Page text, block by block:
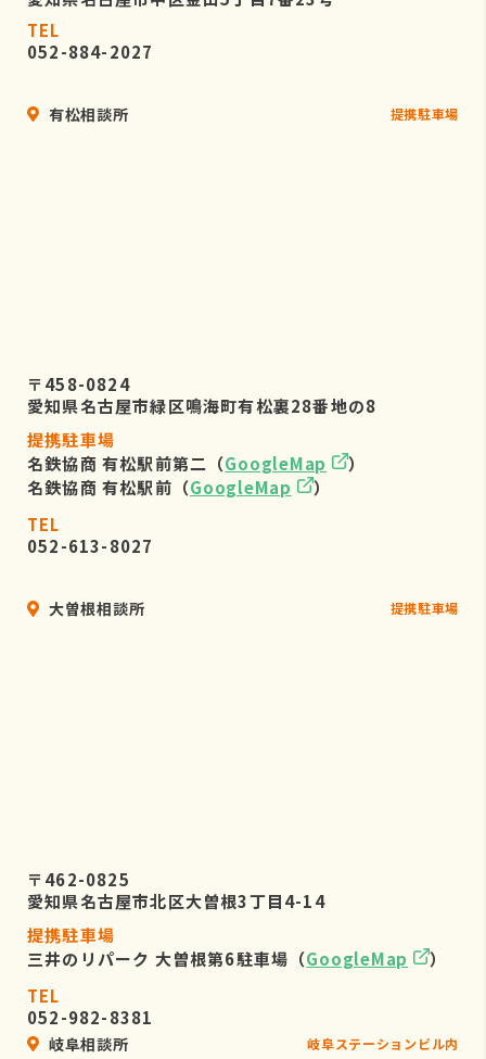
TEL
052-884-2027
有松相談所 提携駐車場
〒458-0824
愛知県名古屋市緑区鳴海町有松裏28番地の8
提携駐車場
名鉄協商 有松駅前第二（GoogleMap
）
名鉄協商 有松駅前（GoogleMap
）
TEL
052-613-8027
大曽根相談所 提携駐車場
〒462-0825
愛知県名古屋市北区大曽根3丁目4-14
提携駐車場
三井のリパーク 大曽根第6駐車場（GoogleMap
）
TEL
052-982-8381
岐阜相談所 岐阜ステーションビル内